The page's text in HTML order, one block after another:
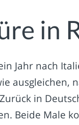
in
Jahr nach
ausgleichen,
in
Beide Male